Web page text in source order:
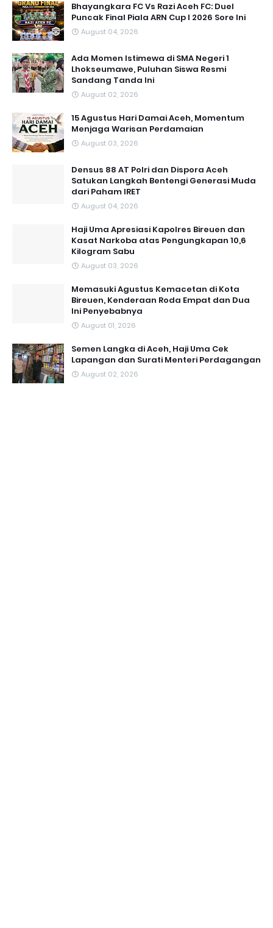
Bhayangkara FC Vs Razi Aceh FC: Duel
Puncak Final Piala ARN Cup I 2026 Sore Ini
August 04, 2026
Ada Momen Istimewa di SMA Negeri 1
Lhokseumawe, Puluhan Siswa Resmi
Sandang Tanda Ini
August 02, 2026
15 Agustus Hari Damai Aceh, Momentum
Menjaga Warisan Perdamaian
August 03, 2026
Densus 88 AT Polri dan Dispora Aceh
Satukan Langkah Bentengi Generasi Muda
dari Paham IRET
August 04, 2026
Haji Uma Apresiasi Kapolres Bireuen dan
Kasat Narkoba atas Pengungkapan 10,6
Kilogram Sabu
August 03, 2026
Memasuki Agustus Kemacetan di Kota
Bireuen, Kenderaan Roda Empat dan Dua
Ini Penyebabnya
August 01, 2026
Semen Langka di Aceh, Haji Uma Cek
Lapangan dan Surati Menteri Perdagangan
August 02, 2026